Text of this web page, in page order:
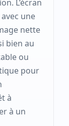
L’écran
une
nette
bien au
ou
pour
à
à un